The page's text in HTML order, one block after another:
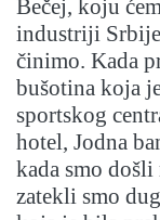
Bečej, koju
industriji
činimo. Kada
bušotina koja
sportskog
hotel, Jodna
kada smo
zatekli smo